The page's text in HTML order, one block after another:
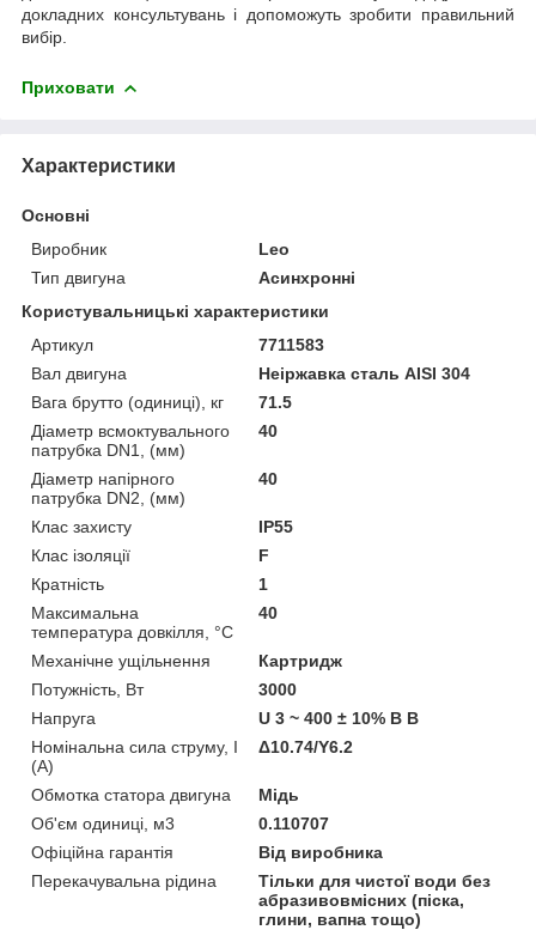
докладних консультувань і допоможуть зробити правильний
вибір.
Приховати
Характеристики
Основні
Виробник
Leo
Тип двигуна
Асинхронні
Користувальницькі характеристики
Артикул
7711583
Вал двигуна
Неіржавка сталь AISI 304
Вага брутто (одиниці), кг
71.5
Діаметр всмоктувального
патрубка DN1, (мм)
40
Діаметр напірного
патрубка DN2, (мм)
40
Клас захисту
IP55
Клас ізоляції
F
Кратність
1
Максимальна
температура довкілля, °C
40
Механічне ущільнення
Картридж
Потужність, Вт
3000
Напруга
U 3 ~ 400 ± 10% В В
Номінальна сила струму, I
(А)
Δ10.74/Y6.2
Обмотка статора двигуна
Мідь
Об'єм одиниці, м3
0.110707
Офіційна гарантія
Від виробника
Перекачувальна рідина
Тільки для чистої води без
абразивовмісних (піска,
глини, вапна тощо)